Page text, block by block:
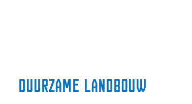
Duurzame landbouw